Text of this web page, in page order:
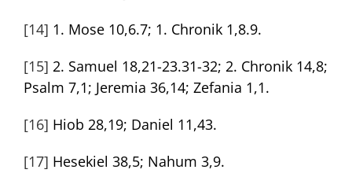
[14] 1. Mose 10,6.7; 1. Chronik 1,8.9.
[15] 2. Samuel 18,21-23.31-32; 2. Chronik 14,8;
Psalm 7,1; Jeremia 36,14; Zefania 1,1.
[16] Hiob 28,19; Daniel 11,43.
[17] Hesekiel 38,5; Nahum 3,9.